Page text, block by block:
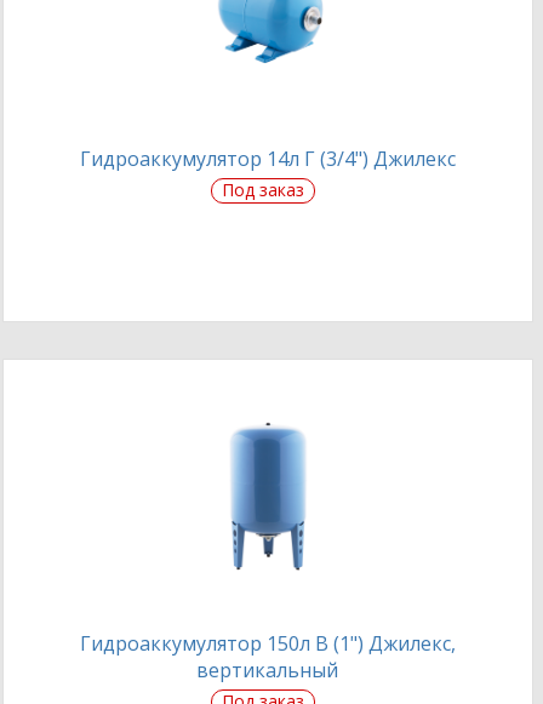
Гидроаккумулятор 14л Г (3/4") Джилекс
Под заказ
Гидроаккумулятор 150л В (1") Джилекс,
вертикальный